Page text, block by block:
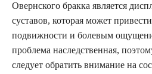
Овернского бракка является
суставов, которая может
подвижности и болевым
проблема наследственная,
следует обратить внимание на